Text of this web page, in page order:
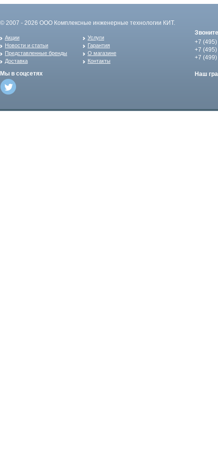
© 2007 - 2026 ООО Комплексные инженерные технологии КИТ.
Акции
Новости и статьи
Представленные бренды
Доставка
Услуги
Гарантия
О магазине
Контакты
Мы в соцсетях
Звоните
+7 (495)
+7 (495)
+7 (499)
Наш